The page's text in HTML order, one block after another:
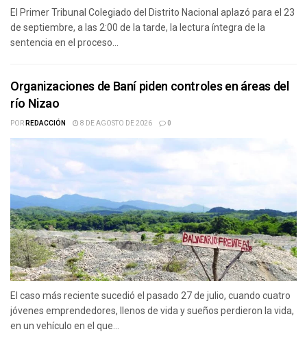
El Primer Tribunal Colegiado del Distrito Nacional aplazó para el 23
de septiembre, a las 2:00 de la tarde, la lectura íntegra de la
sentencia en el proceso...
Organizaciones de Baní piden controles en áreas del
río Nizao
PORREDACCIÓN 8 DE AGOSTO DE 2026 0
El caso más reciente sucedió el pasado 27 de julio, cuando cuatro
jóvenes emprendedores, llenos de vida y sueños perdieron la vida,
en un vehículo en el que...